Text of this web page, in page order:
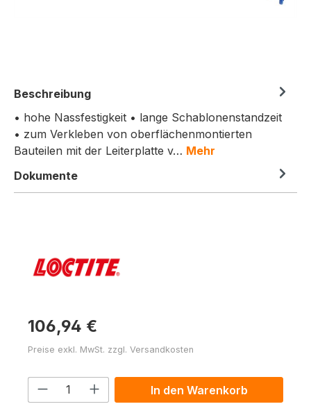
Beschreibung
• hohe Nassfestigkeit • lange Schablonenstandzeit
• zum Verkleben von oberflächenmontierten
Bauteilen mit der Leiterplatte v… Mehr
Dokumente
106,94 €
Preise exkl. MwSt. zzgl. Versandkosten
Produkt Anzahl: Gib den
In den Warenkorb